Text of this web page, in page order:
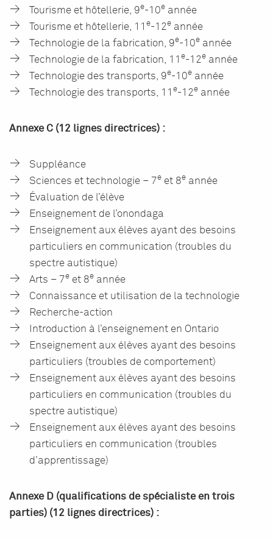
Tourisme et hôtellerie, 9e-10e année
Tourisme et hôtellerie, 11e-12e année
Technologie de la fabrication, 9e-10e année
Technologie de la fabrication, 11e-12e année
Technologie des transports, 9e-10e année
Technologie des transports, 11e-12e année
Annexe C (12 lignes directrices) :
Suppléance
Sciences et technologie – 7e et 8e année
Évaluation de l’élève
Enseignement de l’onondaga
Enseignement aux élèves ayant des besoins
particuliers en communication (troubles du
spectre autistique)
Arts – 7e et 8e année
Connaissance et utilisation de la technologie
Recherche-action
Introduction à l’enseignement en Ontario
Enseignement aux élèves ayant des besoins
particuliers (troubles de comportement)
Enseignement aux élèves ayant des besoins
particuliers en communication (troubles du
spectre autistique)
Enseignement aux élèves ayant des besoins
particuliers en communication (troubles
d’apprentissage)
Annexe D (qualifications de spécialiste en trois
parties) (12 lignes directrices) :